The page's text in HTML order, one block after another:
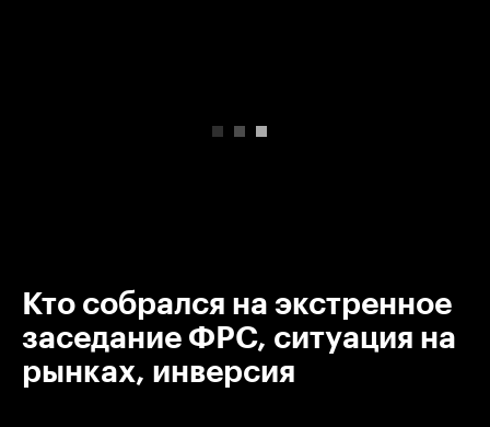
Кто собрался на экстренное
заседание ФРС, ситуация на
рынках, инверсия